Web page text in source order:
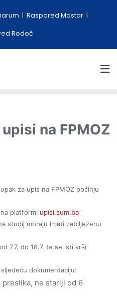
Raspored Mostar
Rodoč
na FPMOZ
za upis na FPMOZ počinju
platformi upisi.sum.ba
studij moraju imati zabilježenu
7.7. do 18.7. te se isti vrši
dokumentaciju:
ne stariji od 6